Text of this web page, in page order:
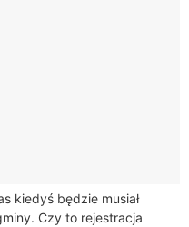
kiedyś będzie musiał
Czy to rejestracja